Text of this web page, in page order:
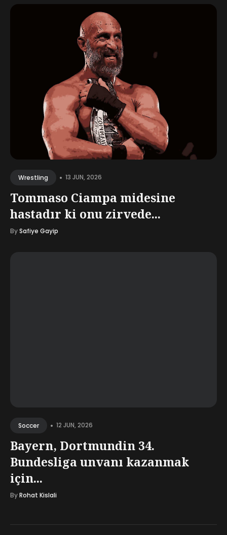
Wrestling • 13 JUN, 2026
Tommaso Ciampa midesine
hastadır ki onu zirvede...
BySafiye Gayip
Soccer • 12 JUN, 2026
Bayern, Dortmundin 34.
Bundesliga unvanı kazanmak
için...
ByRohat Kislali